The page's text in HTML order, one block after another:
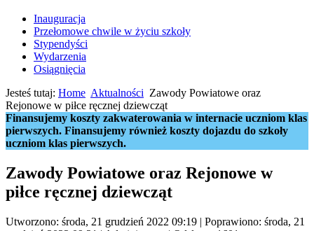
Inauguracja
Przełomowe chwile w życiu szkoły
Stypendyści
Wydarzenia
Osiągnięcia
Jesteś tutaj: Home Aktualności Zawody Powiatowe oraz
Rejonowe w piłce ręcznej dziewcząt
Finansujemy koszty zakwaterowania w internacie uczniom klas
pierwszych. Finansujemy również koszty dojazdu do szkoły
uczniom klas pierwszych.
Zawody Powiatowe oraz Rejonowe w
piłce ręcznej dziewcząt
Utworzono: środa, 21 grudzień 2022 09:19 | Poprawiono: środa, 21